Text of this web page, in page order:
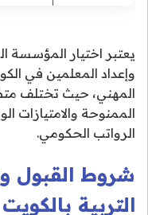
يعتبر اختيار المؤسسة
وإعداد المعلمين في
المهني، حيث تختلف
الممنوحة والامتيازات
الرواتب الحكومي.
شروط القبول
التربية بالكويت